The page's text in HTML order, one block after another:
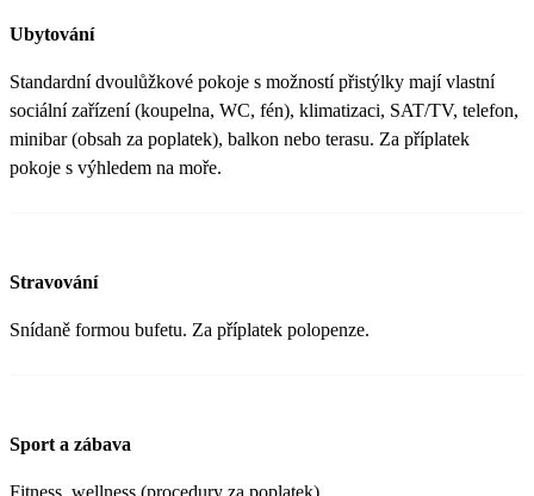
Ubytování
Standardní dvoulůžkové pokoje s možností přistýlky mají vlastní
sociální zařízení (koupelna, WC, fén), klimatizaci, SAT/TV, telefon,
minibar (obsah za poplatek), balkon nebo terasu. Za příplatek
pokoje s výhledem na moře.
Stravování
Snídaně formou bufetu. Za příplatek polopenze.
Sport a zábava